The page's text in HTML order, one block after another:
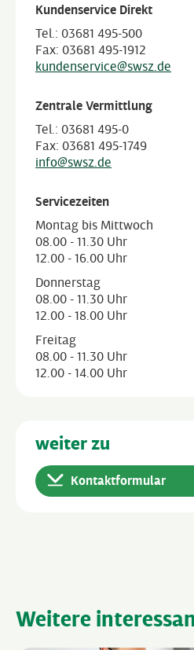
Kundenservice Direkt
Tel.: 03681 495-500
Fax: 03681 495-1912
kundenservice@swsz.de
Zentrale Vermittlung
Tel.: 03681 495-0
Fax: 03681 495-1749
info@swsz.de
Servicezeiten
Montag bis Mittwoch
08.00 - 11.30 Uhr
12.00 - 16.00 Uhr
Donnerstag
08.00 - 11.30 Uhr
12.00 - 18.00 Uhr
Freitag
08.00 - 11.30 Uhr
12.00 - 14.00 Uhr
weiter zu
Kontaktformular
Weitere